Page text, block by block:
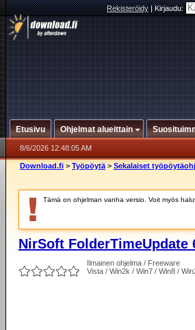
Rekisteröidy|Kirjaudu:
Etusivu Ohjelmat alueittain
8/6/2026 12:48:05 AM
Download.fi > Työpöytä > Sekalaiset
Tämä on ohjelman vanha versio. Voit myös
NirSoft FolderTimeUpdate
Ilmainen ohjelma / Freeware
Vista / Win2k / Win7 / Win8 /